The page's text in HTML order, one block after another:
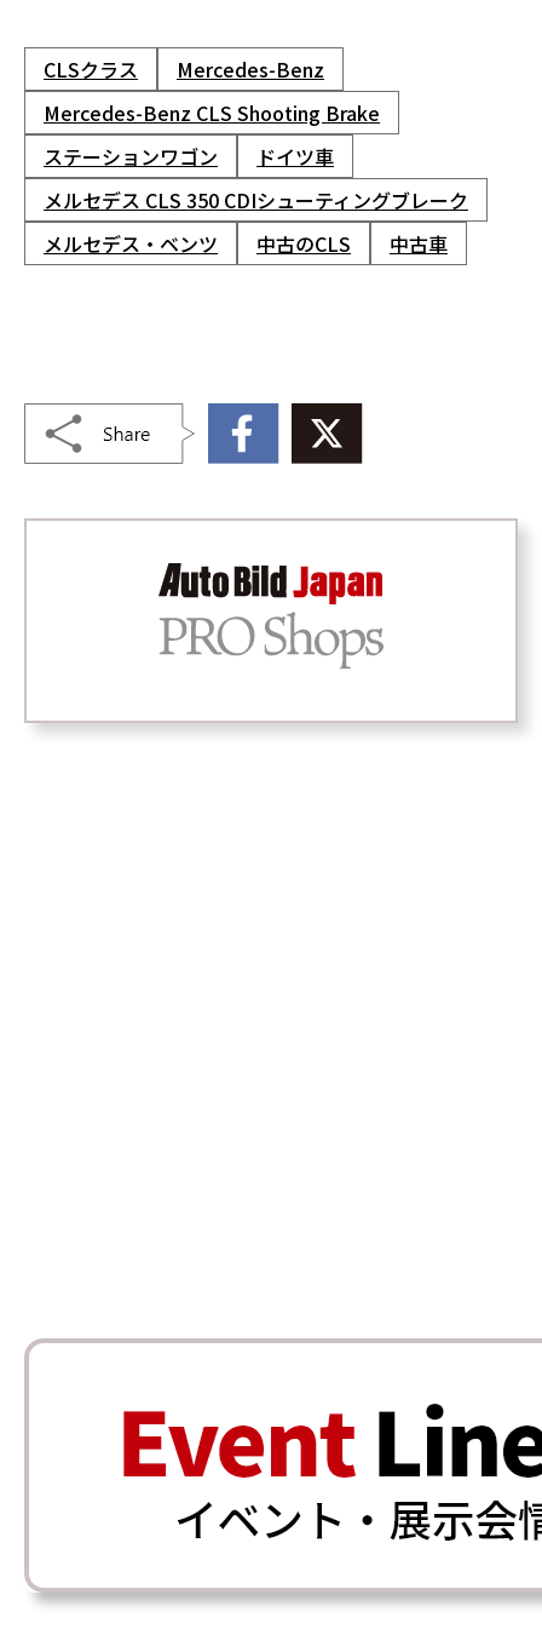
CLSクラス
Mercedes-Benz
Mercedes-Benz CLS Shooting Brake
ステーションワゴン
ドイツ車
メルセデス CLS 350 CDIシューティングブレーク
メルセデス・ベンツ
中古のCLS 中古車